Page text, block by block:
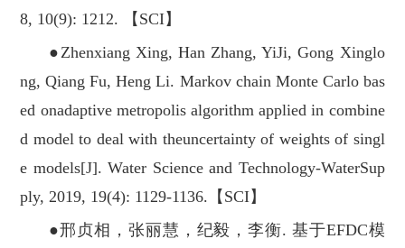
8, 10(9): 1212. 【SCI】
●Zhenxiang Xing, Han Zhang, YiJi, Gong Xinglo
ng, Qiang Fu, Heng Li. Markov chain Monte Carlo bas
ed onadaptive metropolis algorithm applied in combine
d model to deal with theuncertainty of weights of singl
e models[J]. Water Science and Technology-WaterSup
ply, 2019, 19(4): 1129-1136.【SCI】
●邢贞相，张丽慧，纪毅，李衡. 基于EFDC模